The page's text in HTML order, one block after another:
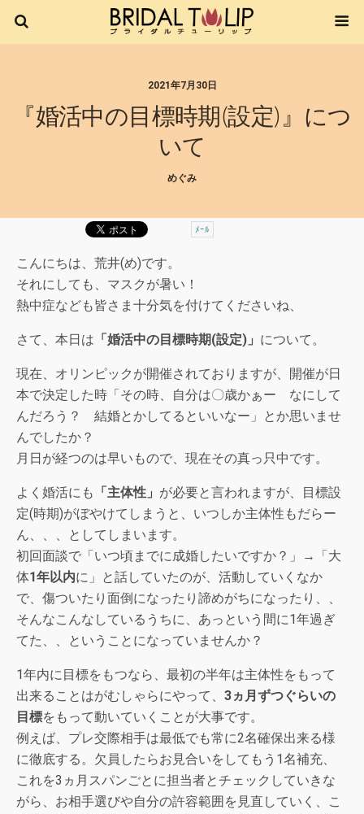
2021年7月30日
『婚活中の目標時期(設定)』につ
いて
めぐみ
ﾒｰﾙ
こんにちは、荒井(め)です。
それにしても、マスクが暑い！
熱中症なども皆さま十分気を付けてくださいね、
さて、本日は 「婚活中の目標時期(設定)」 について。
現在、オリンピックが開催されておりますが、開催が日
本で決定した時「その時、自分は〇歳かぁー なにして
んだろう？ 結婚とかしてるといいなー」とか思いませ
んでしたか？
月日が経つのは早いもので、現在その真っ只中です。
よく婚活にも 「主体性」 が必要と言われますが、目標設
定(時期)がぼやけてしまうと、いつしか主体性もだらー
ん、、、としてしまいます。
初回面談で「いつ頃までに成婚したいですか？」→「大
体1年以内に」と話していたのが、活動していくなか
で、傷ついたり面倒になったり諦めがちになったり、、
そんなこんなしているうちに、あっという間に1年過ぎ
てた、、ということになっていませんか？
1年内に目標をもつなら、最初の半年は主体性をもって
出来ることはがむしゃらにやって、 3ヵ月ずつぐらいの
目標をもって動いていくことが大事です。
例えば、プレ交際相手は最低でも常に2名確保出来る様
に徹底する。欠員したらお見合いをしてもう1名補充、
これを3ヵ月スパンごとに担当者とチェックしていきな
がら、お相手選びや自分の許容範囲を見直していく、こ